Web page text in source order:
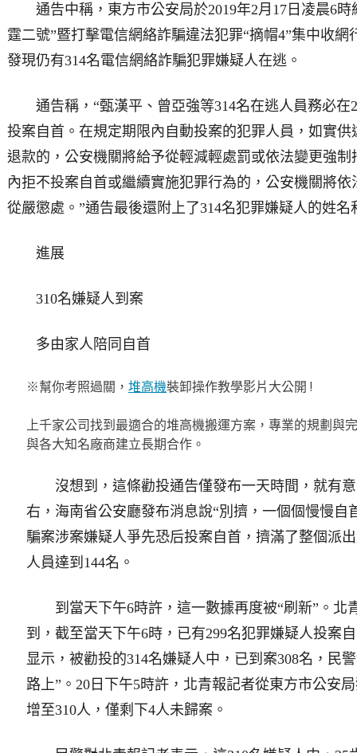
通告中稱，東方市公安局於2019年2月17日凌晨6時
霆二號”暨打擊電信網絡詐騙違法犯罪“摘帽4”集中收
發現仍有314名電信網絡詐騙犯罪嫌疑人在逃。
通告稱，“甄漢平、曾亞強等314名在逃人員務必在
投案自首。在規定期限內自動投案的犯罪人員，如實
退款的，公安機關將給予從輕減輕處罰或依法變更強
內拒不投案自首或繼續實施犯罪行為的，公安機關將
從嚴懲處。”通告最後還附上了314名犯罪嫌疑人的姓名
進展
310名嫌疑人到案
多由家人陪同自首
※幫你考照過關， 堆高機裝卸操作教學影片大公開 !
上千家公司找到最適合的堆高機搬運方案，專業的規劃與
與各大知名廠商建立長期合作。
沒想到，這條勸投通告僅發布一天時間，就有意
右，海南省公安廳發布消息說“別擠，一個個慢慢自
騙案涉案嫌疑人爭先恐后投案自首，擠滿了整個派
人員達到144名。
到當天下午6時許，這一數據再度被“刷新”。北
到，截至當天下午6時，已有299名犯罪嫌疑人投案
显示，被勸投的314名嫌疑人中，已到案308名，民
路上”。20日下午5時許，北青報記者從東方市公安
增至310人，僅剩下4人未歸案。